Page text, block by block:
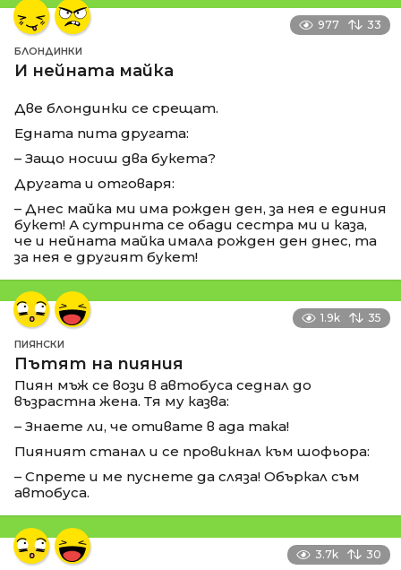
977 33
БЛОНДИНКИ
И нейната майка
Две блондинки се срещат.
Едната пита другата:
– Защо носиш два букета?
Другата и отговаря:
– Днес майка ми има рожден ден, за нея е единия
букет! А сутринта се обади сестра ми и каза,
че и нейната майка имала рожден ден днес, та
за нея е другият букет!
1.9k 35
ПИЯНСКИ
Пътят на пияния
Пиян мъж се вози в автобуса седнал до
възрастна жена. Тя му казва:
– Знаете ли, че отивате в ада така!
Пияният станал и се провикнал към шофьора:
– Спрете и ме пуснете да сляза! Объркал съм
автобуса.
3.7k 30